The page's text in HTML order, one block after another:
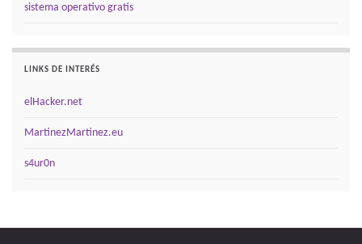
sistema operativo gratis
LINKS DE INTERÉS
elHacker.net
MartinezMartinez.eu
s4ur0n